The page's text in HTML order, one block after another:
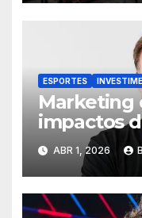
ESPORTES
Marketing
impactos
ABR 1, 2026